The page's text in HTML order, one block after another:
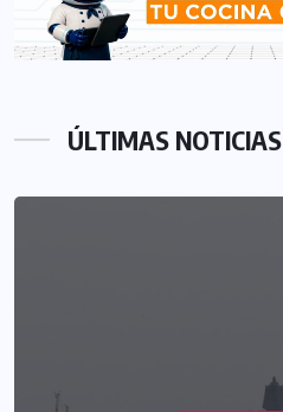
ÚLTIMAS NOTICIAS